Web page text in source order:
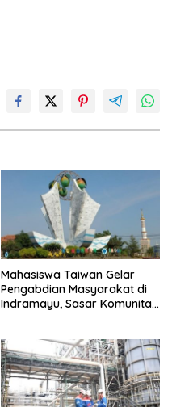
Mahasiswa Taiwan Gelar
Pengabdian Masyarakat di
Indramayu, Sasar Komunitas